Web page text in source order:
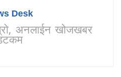
Desk
अनलाईन खोजखबर